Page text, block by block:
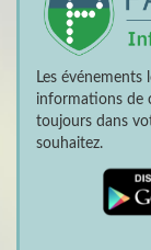
Les
informations de
toujours dans
souhaitez.